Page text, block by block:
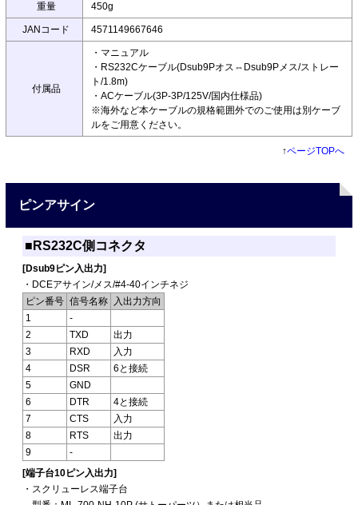
重量 450g
JANコード 4571149667646
付属品
・マニュアル
・RS232Cケーブル(Dsub9Pオス⇔Dsub9Pメス/ストレー
ト/1.8m)
・ACケーブル(3P-3P/125V/国内仕様品)
※海外など本ケーブルの規格範囲外でのご使用は別ケーブ
ルをご用意ください。
↑ページTOPへ
ピンアサイン
■RS232C側コネクタ
[Dsub9ピン入出力]
・DCEアサイン/メス/#4-40インチネジ
ピン番号 信号名称
入出力方向
1
-
2
TXD
出力
3
RXD
入力
4
DSR
6と接続
5
GND
6
DTR
4と接続
7
CTS
入力
8
RTS
出力
9
-
[端子台10ピン入出力]
・スクリューレス端子台